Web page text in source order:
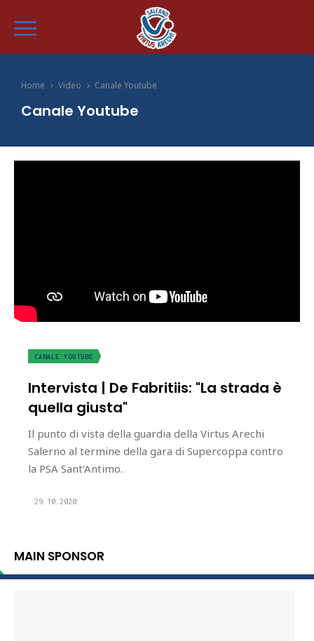
Home Video Canale Youtube
Canale Youtube
CANALE YOUTUBE
Intervista | De Fabritiis: "La strada è
quella giusta"
Il punto di vista della guardia della Virtus Arechi
Salerno al termine della gara di Supercoppa contro
la PSA Sant'Antimo.
29.10.2020
MAIN SPONSOR